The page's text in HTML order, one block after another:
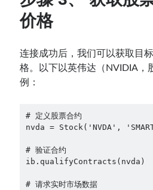
价格
连接成功后，我们可以获取目
格。以下以英伟达（NVIDIA，
例：
# 定义股票合约
nvda = Stock('NVDA',
# 验证合约
ib.qualifyContracts(nvda)
# 请求实时市场数据